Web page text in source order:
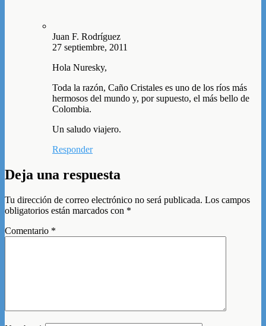
Juan F. Rodríguez
27 septiembre, 2011
Hola Nuresky,
Toda la razón, Caño Cristales es uno de los ríos más
hermosos del mundo y, por supuesto, el más bello de
Colombia.
Un saludo viajero.
Responder
Deja una respuesta
Tu dirección de correo electrónico no será publicada. Los campos
obligatorios están marcados con *
Comentario *